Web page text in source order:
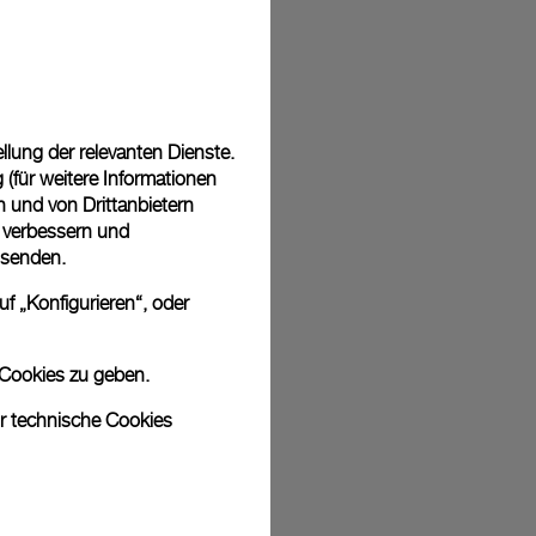
bei den Bildern um Archivfotos handelt. Die Farben und Größen
leicht abweichen.
der relevanten Dienste.
weitere Informationen
und von Drittanbietern
und
„Konfigurieren“, oder
zu geben.
technische Cookies